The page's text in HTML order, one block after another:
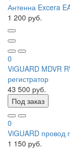
Антенна Excera
1 200 руб.
0
ViGUARD MDVR
регистратор
43 500 руб.
Под заказ
0
ViGUARD провод
1 150 руб.